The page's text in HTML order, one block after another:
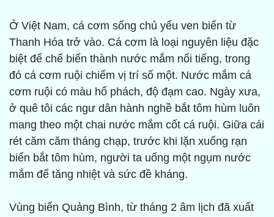
Ở Việt Nam, cá cơm sống chủ yếu ven biển từ
Thanh Hóa trở vào. Cá cơm là loại nguyên liệu đặc
biệt để chế biến thành nước mắm nổi tiếng, trong
đó cá cơm ruội chiếm vị trí số một. Nước mắm cá
cơm ruội có màu hổ phách, độ đạm cao. Ngày xưa,
ở quê tôi các ngư dân hành nghề bắt tôm hùm luôn
mang theo một chai nước mắm cốt cá ruội. Giữa cái
rét căm căm tháng chạp, trước khi lặn xuống rạn
biển bắt tôm hùm, người ta uống một ngụm nước
mắm để tăng nhiệt và sức đề kháng.
Vùng biển Quảng Bình, từ tháng 2 âm lịch đã xuất